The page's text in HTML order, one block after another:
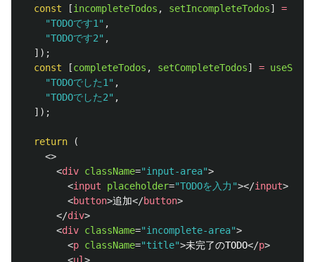
const
[incompleteTodos , setIncompleteTodos] =
"TODOです1 " ,
"TODOです2" ,
]);
const
[completeTodos , setCompleteTodos] = useState
"TODOでした1 " ,
"TODOでした2" ,
]);
return
(
<>
<div className="input-area">
<input placeholder="TODOを入力"></input>
<button>追加</button>
</div>
<div className="incomplete-area">
<p className="title">未完了のTODO</p>